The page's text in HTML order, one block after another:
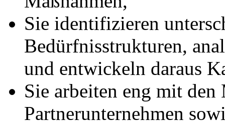
Sie identifizieren
Bedürfnisstrukturen,
und entwickeln daraus
Sie arbeiten eng mit
Partnerunternehmen